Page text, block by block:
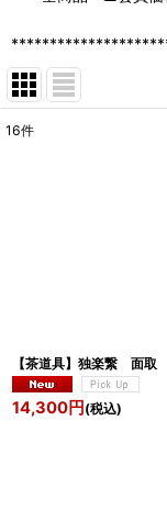
16件
【茶道具】独楽
14,300円 (税込)